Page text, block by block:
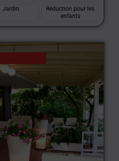
Jardin
Réduction pour les
enfants